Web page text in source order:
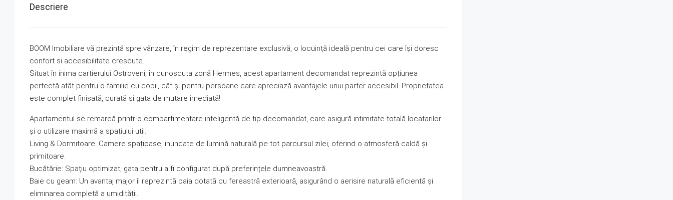
Descriere
BOOM Imobiliare vă prezintă spre vânzare, în regim de reprezentare exclusivă, o locuință ideală pentru cei care își doresc
confort si accesibilitate crescute.
Situat în inima cartierului Ostroveni, în cunoscuta zonă Hermes, acest apartament decomandat reprezintă opțiunea
perfectă atât pentru o familie cu copii, cât și pentru persoane care apreciază avantajele unui parter accesibil. Proprietatea
este complet finisată, curată și gata de mutare imediată!
Apartamentul se remarcă printr-o compartimentare inteligentă de tip decomandat, care asigură intimitate totală locatarilor
și o utilizare maximă a spațiului util:
Living & Dormitoare: Camere spațioase, inundate de lumină naturală pe tot parcursul zilei, oferind o atmosferă caldă și
primitoare.
Bucătărie: Spațiu optimizat, gata pentru a fi configurat după preferințele dumneavoastră.
Baie cu geam: Un avantaj major îl reprezintă baia dotată cu fereastră exterioară, asigurând o aerisire naturală eficientă și
eliminarea completă a umidității.